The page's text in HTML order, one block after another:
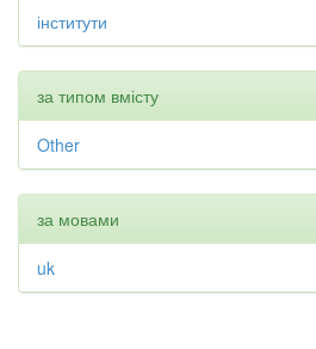
інститути
за типом вмісту
Other
за мовами
uk